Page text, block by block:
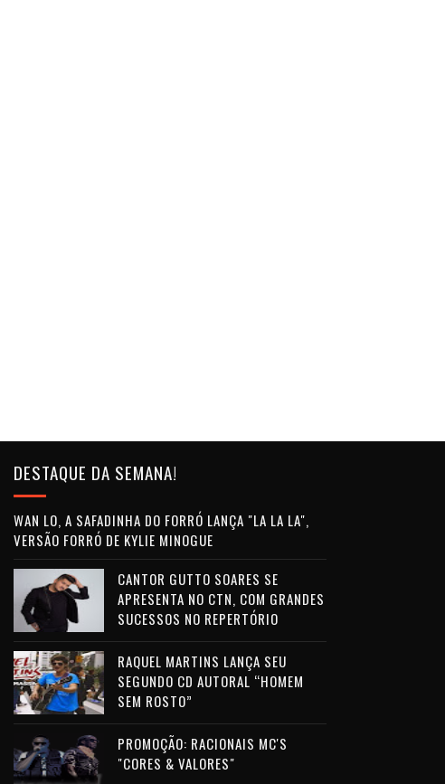
DESTAQUE DA SEMANA!
WAN LO, A SAFADINHA DO FORRÓ LANÇA "LA LA LA",
VERSÃO FORRÓ DE KYLIE MINOGUE
CANTOR GUTTO SOARES SE
APRESENTA NO CTN, COM GRANDES
SUCESSOS NO REPERTÓRIO
RAQUEL MARTINS LANÇA SEU
SEGUNDO CD AUTORAL “HOMEM
SEM ROSTO”
PROMOÇÃO: RACIONAIS MC'S
"CORES & VALORES"